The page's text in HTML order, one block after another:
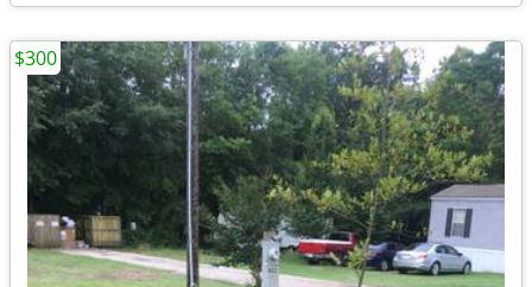
$300